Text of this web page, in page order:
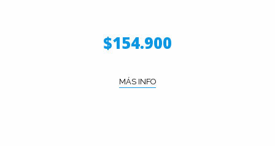
$154.900
MÁS INFO